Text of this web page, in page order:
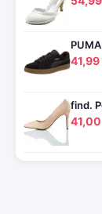
41,99
find.